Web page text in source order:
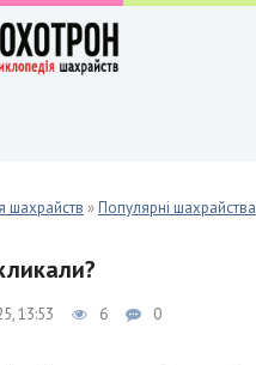
шахрайств »Популярні шахрайства
13:53 6 0